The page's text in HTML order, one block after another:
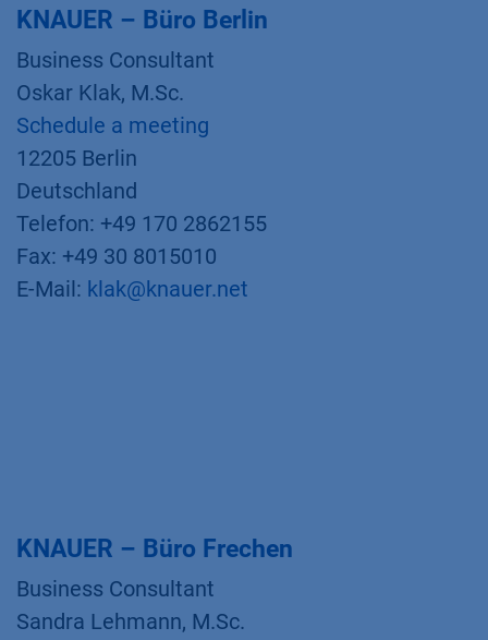
KNAUER – Büro Berlin
Business Consultant
Oskar Klak, M.Sc.
Schedule a meeting
12205 Berlin
Deutschland
Telefon: +49 170 2862155
Fax: +49 30 8015010
E-Mail: klak@knauer.net
KNAUER – Büro Frechen
Business Consultant
Sandra Lehmann, M.Sc.